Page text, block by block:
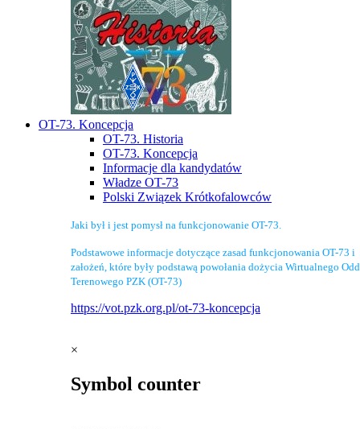
OT-73. Koncepcja
OT-73. Historia
OT-73. Koncepcja
Informacje dla kandydatów
Władze OT-73
Polski Związek Krótkofalowców
Jaki był i jest pomysł na funkcjonowanie OT-73.
Podstawowe informacje dotyczące zasad funkcjonowania OT-73 i
założeń, które były podstawą powołania dożycia Wirtualnego
Terenowego PZK (OT-73)
https://vot.pzk.org.pl/ot-73-koncepcja
×
Symbol counter